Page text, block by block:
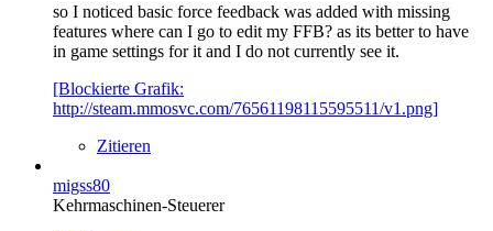
so I noticed basic force feedback was added with missing
features where can I go to edit my FFB? as its better to have
in game settings for it and I do not currently see it.
[Blockierte Grafik:
http://steam.mmosvc.com/76561198115595511/v1.png]
Zitieren
migss80
Kehrmaschinen-Steuerer